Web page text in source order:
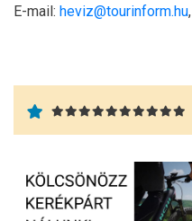
E-mail: heviz@tourinform.hu,